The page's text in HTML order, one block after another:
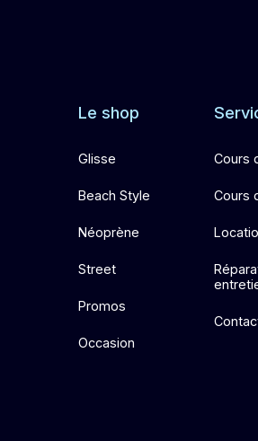
Le shop
Glisse
Beach Style
Néoprène
Street
Promos
Occasion
Cours
Cours